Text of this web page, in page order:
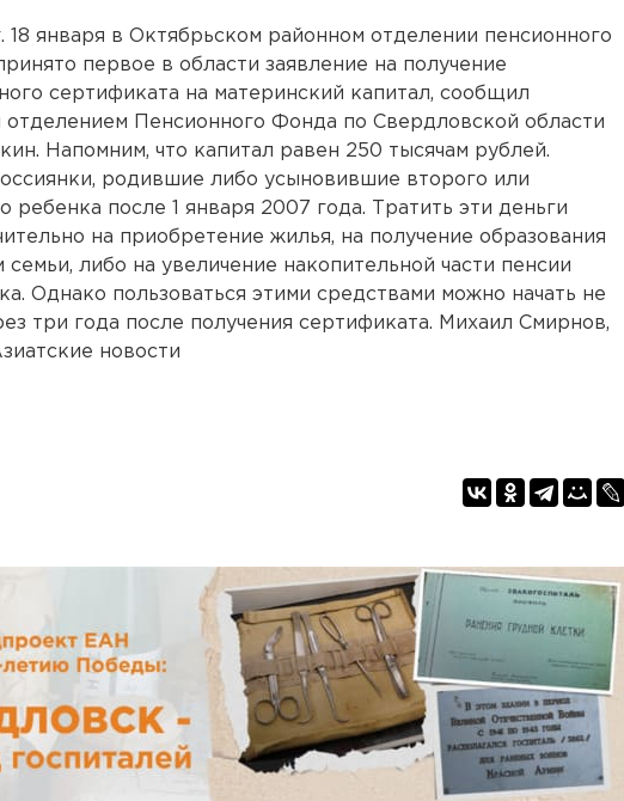
18 января в Октябрьском районном отделении пенсионного
первое в области заявление на получение
сертификата на материнский капитал, сообщил
Пенсионного Фонда по Свердловской области
Напомним, что капитал равен 250 тысячам рублей.
родившие либо усыновившие второго или
ребенка после 1 января 2007 года. Тратить эти деньги
на приобретение жилья, на получение образования
либо на увеличение накопительной части пенсии
Однако пользоваться этими средствами можно начать не
три года после получения сертификата. Михаил Смирнов,
новости